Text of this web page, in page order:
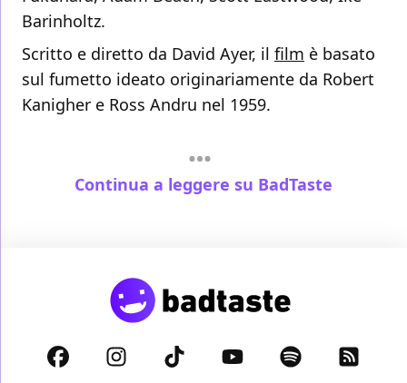
Barinholtz.
Scritto e diretto da David Ayer, il film è basato
sul fumetto ideato originariamente da Robert
Kanigher e Ross Andru nel 1959.
Continua a leggere su BadTaste